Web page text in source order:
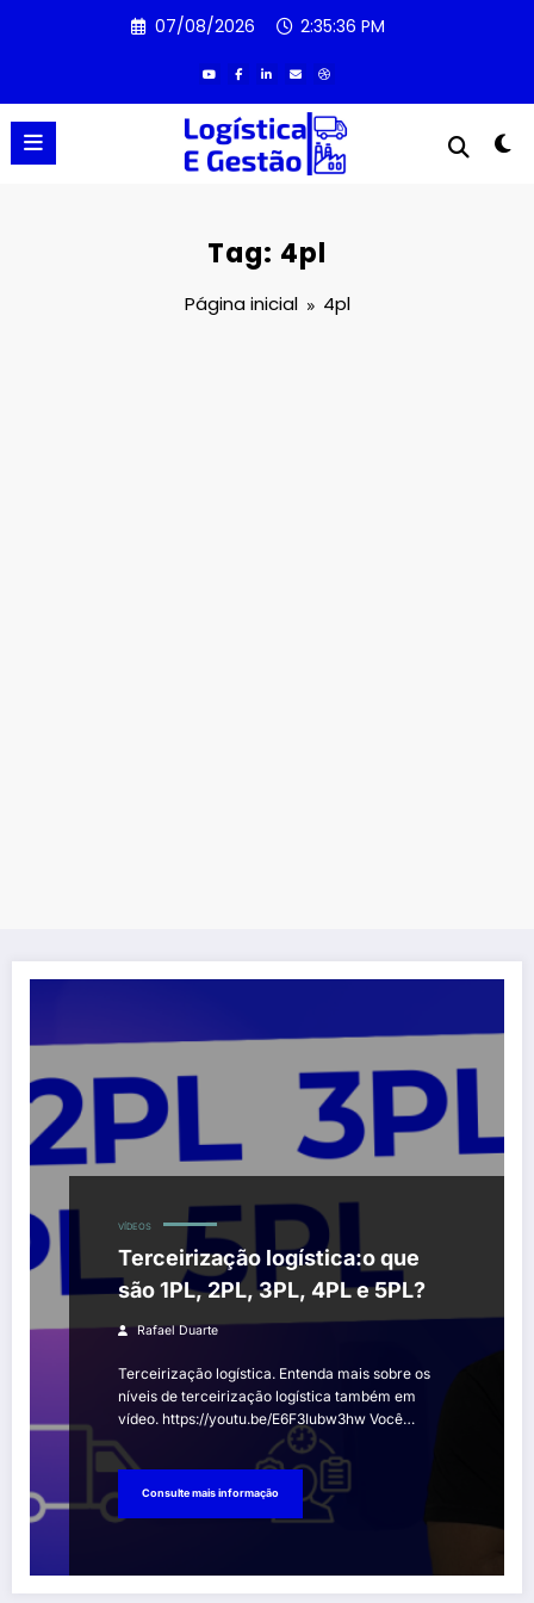
07/08/2026 2:35:36 PM
Tag: 4pl
Página inicial 4pl
VÍDEOS
Terceirização logística:o que
são 1PL, 2PL, 3PL, 4PL e 5PL?
Rafael Duarte
Terceirização logística. Entenda mais sobre os
níveis de terceirização logística também em
vídeo. https://youtu.be/E6F3Iubw3hw Você…
Consulte mais informação